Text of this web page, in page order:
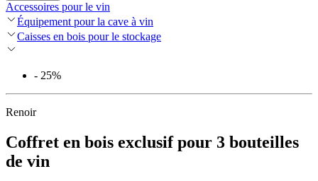
Accessoires pour le vin
Équipement pour la cave à vin
Caisses en bois pour le stockage
- 25%
Renoir
Coffret en bois exclusif pour 3 bouteilles
de vin